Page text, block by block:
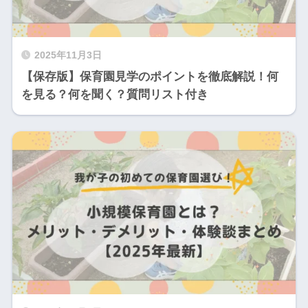
2025年11月3日
【保存版】保育園見学のポイントを徹底解説！何
を見る？何を聞く？質問リスト付き